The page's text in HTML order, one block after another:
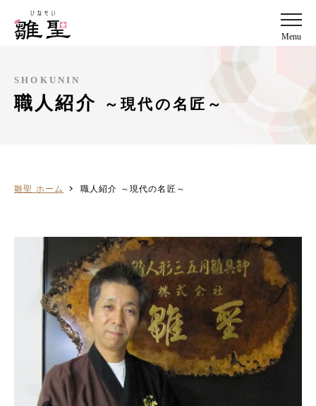
Menu
SHOKUNIN
職人紹介 ～現代の名匠～
雛聖 ホーム 職人紹介 ～現代の名匠～